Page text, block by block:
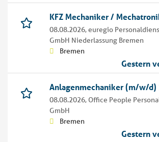
KFZ Mechaniker /
08.08.2026,euregio
GmbH Niederlassung Bremen
Bremen
Gestern
Anlagenmechaniker (m/w/
08.08.2026, Office People
GmbH
Bremen
Gestern